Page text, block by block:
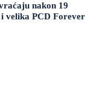
nakon 19
velika PCD Forever